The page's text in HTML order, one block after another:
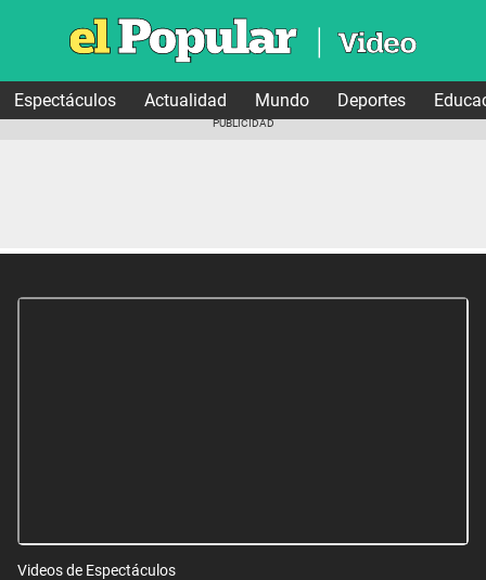
Espectáculos Actualidad Mundo Deportes
Videos de Espectáculos